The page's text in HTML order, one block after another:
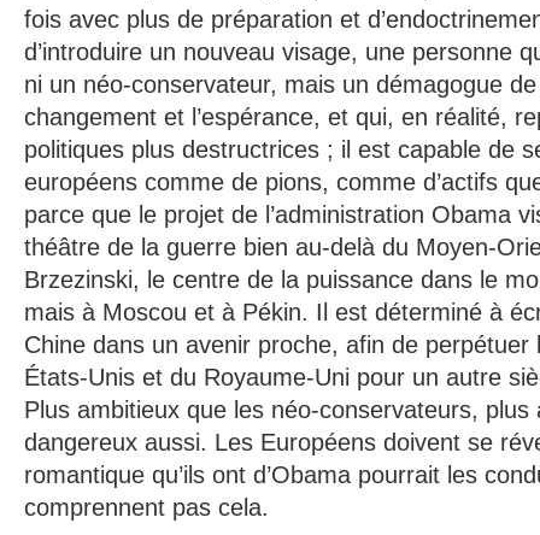
fois avec plus de préparation et
d’introduire un nouveau visage, une personne
ni un néo-conservateur, mais un démagogue
changement et l’espérance, et qui, en réalité,
politiques plus destructrices ; il est capable de
européens comme de pions, comme d’actifs
parce que le projet de l’administration Obama
théâtre de la guerre bien au-delà du Moyen-
Brzezinski, le centre de la puissance dans le
mais à Moscou et à Pékin. Il est déterminé à
Chine dans un avenir proche, afin de perpétuer
États-Unis et du Royaume-Uni pour un autre
Plus ambitieux que les néo-conservateurs, plus
dangereux aussi. Les Européens doivent se
romantique qu’ils ont d’Obama pourrait les
comprennent pas cela.